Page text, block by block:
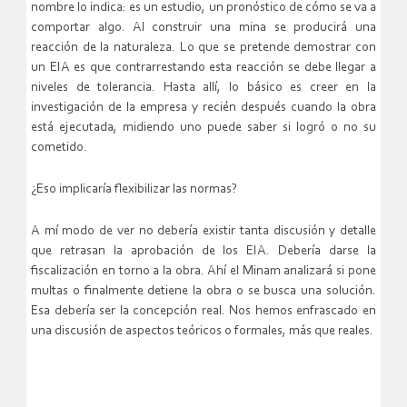
nombre lo indica: es un estudio, un pronóstico de cómo se va a
comportar algo. Al construir una mina se producirá una
reacción de la naturaleza. Lo que se pretende demostrar con
un EIA es que contrarrestando esta reacción se debe llegar a
niveles de tolerancia. Hasta allí, lo básico es creer en la
investigación de la empresa y recién después cuando la obra
está ejecutada, midiendo uno puede saber si logró o no su
cometido.
¿Eso implicaría flexibilizar las normas?
A mí modo de ver no debería existir tanta discusión y detalle
que retrasan la aprobación de los EIA. Debería darse la
fiscalización en torno a la obra. Ahí el Minam analizará si pone
multas o finalmente detiene la obra o se busca una solución.
Esa debería ser la concepción real. Nos hemos enfrascado en
una discusión de aspectos teóricos o formales, más que reales.